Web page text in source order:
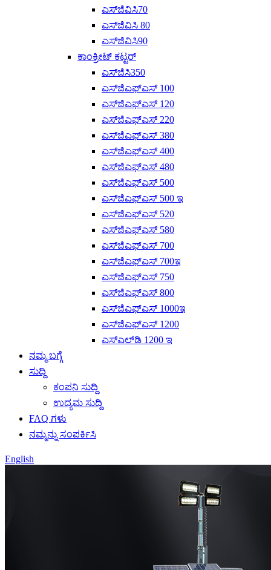
ಎಸ್‌ಜಿವಿಸಿ70
ಎಸ್‌ಜಿವಿಸಿ 80
ಎಸ್‌ಜಿವಿಸಿ90
ಕಾಂಕ್ರೀಟ್ ಕಟ್ಟರ್
ಎಸ್‌ಜಿಸಿ350
ಎಸ್‌ಜಿಎಫ್‌ಎಸ್ 100
ಎಸ್‌ಜಿಎಫ್‌ಎಸ್ 120
ಎಸ್‌ಜಿಎಫ್‌ಎಸ್ 220
ಎಸ್‌ಜಿಎಫ್‌ಎಸ್ 380
ಎಸ್‌ಜಿಎಫ್‌ಎಸ್ 400
ಎಸ್‌ಜಿಎಫ್‌ಎಸ್ 480
ಎಸ್‌ಜಿಎಫ್‌ಎಸ್ 500
ಎಸ್‌ಜಿಎಫ್‌ಎಸ್ 500 ಇ
ಎಸ್‌ಜಿಎಫ್‌ಎಸ್ 520
ಎಸ್‌ಜಿಎಫ್‌ಎಸ್ 580
ಎಸ್‌ಜಿಎಫ್‌ಎಸ್ 700
ಎಸ್‌ಜಿಎಫ್‌ಎಸ್ 700ಇ
ಎಸ್‌ಜಿಎಫ್‌ಎಸ್ 750
ಎಸ್‌ಜಿಎಫ್‌ಎಸ್ 800
ಎಸ್‌ಜಿಎಫ್‌ಎಸ್ 1000ಇ
ಎಸ್‌ಜಿಎಫ್‌ಎಸ್ 1200
ಎಸ್‌ಎಲ್‌ಡಿ 1200 ಇ
ನಮ್ಮ ಬಗ್ಗೆ
ಸುದ್ದಿ
ಕಂಪನಿ ಸುದ್ದಿ
ಉದ್ಯಮ ಸುದ್ದಿ
FAQ ಗಳು
ನಮ್ಮನ್ನು ಸಂಪರ್ಕಿಸಿ
English